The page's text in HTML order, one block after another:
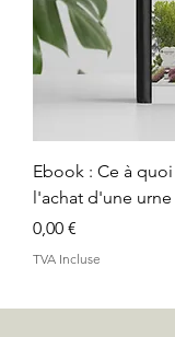
Ebook : Ce à
l'achat d'une
Prix
0,00 €
TVA Incluse